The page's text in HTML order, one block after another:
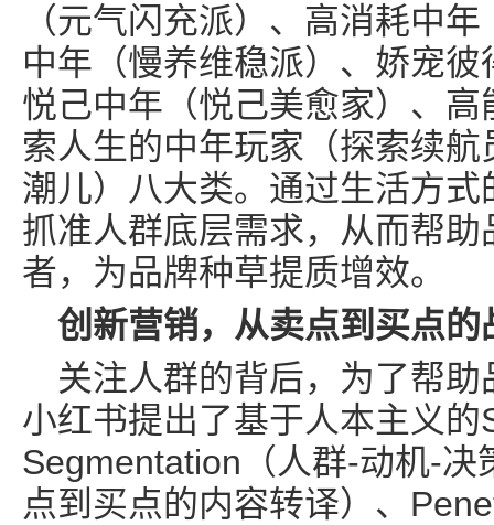
（元气闪充派）、高消耗中
中年（慢养维稳派）、娇宠
悦己中年（悦己美愈家）、
索人生的中年玩家（探索续
潮儿）八大类。通过生活方
抓准人群底层需求，从而帮
者，为品牌种草提质增效。
创新营销，从卖点到买点的
关注人群的背后，为了帮
小红书提出了基于人本主义
Segmentation（人群-动机-
点到买点的内容转译）、